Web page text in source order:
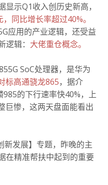
示Q1收入创历史新高，
同比增长率超过40%。
应用的产业逻辑，还受益
辑： 大佬重仓概念。
SoC处理器，是华为
标高通骁龙865，据介
的下行速率快40%，上
巨惨，这两天盘面能看出
新发展】专题，昨晚的主
在精准帮扶中起到的重要